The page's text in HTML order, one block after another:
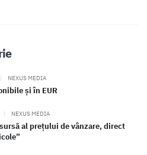
| NEXUS MEDIA
și în EUR
| NEXUS MEDIA
al prețului de vânzare, direct